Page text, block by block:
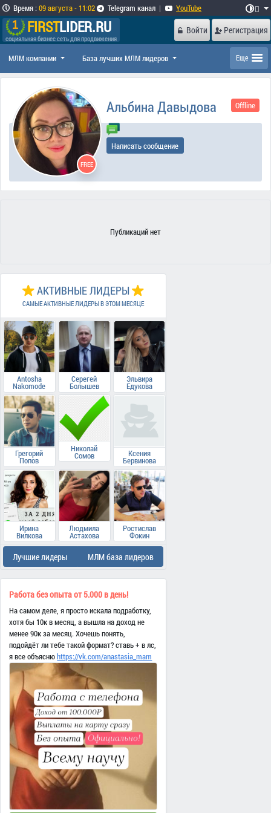
Время:09 августа - 11:02 Telegram канал | YouTube 
FIRSTLIDER.RU
социальная бизнес сеть для продвижения
Войти Регистрация
МЛМ компании База лучших МЛМ лидеров Еще
FREE
Альбина Давыдова Offline
Написать сообщение
Публикаций нет
АКТИВНЫЕ ЛИДЕРЫ
САМЫЕ АКТИВНЫЕ ЛИДЕРЫ В ЭТОМ МЕСЯЦЕ
Antosha
Nakomode
Серегей
Болышев
Эльвира
Едукова
Грегорий
Попов
Николай
Сомов Ксения
Бервинова
Ирина
Вилкова
Людмила
Астахова
Ростислав
Фокин
Лучшие лидеры МЛМ база лидеров
Работа без опыта от 5.000 в день!
На самом деле, я просто искала подработку,
хотя бы 10к в месяц, а вышла на доход не
менее 90к за месяц. Хочешь понять,
подойдёт ли тебе такой формат? ставь + в лс,
я все объяснюhttps://vk.com/anastasia_mam